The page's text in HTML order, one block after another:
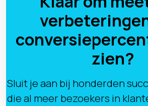
zien?
Sluit je aan bij honderden
die al meer bezoekers in